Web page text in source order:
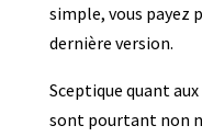
simple, vous payez
dernière version.
Sceptique quant
sont pourtant non